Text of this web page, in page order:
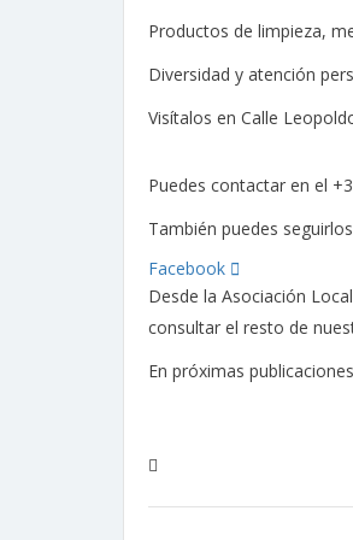
Productos de limpieza,
Diversidad y atención
Visítalos en Calle
Puedes contactar en el
También puedes
Facebook
Desde la Asociación
consultar el resto de
En próximas